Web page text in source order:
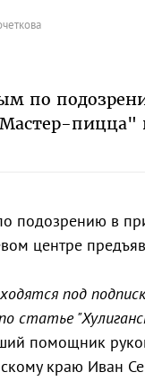
по
пицца"
подозрению в
центре
под
статье
помощник
краю Иван